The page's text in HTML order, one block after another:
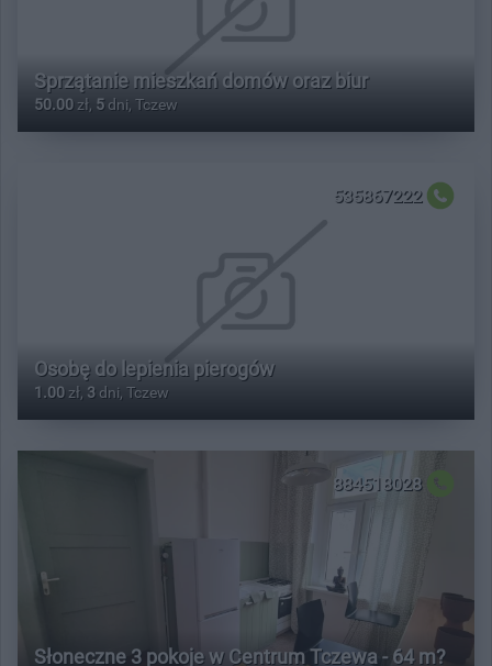
Sprzątanie mieszkań domów oraz biur
50.00 zł, 5 dni, Tczew
535867222
Osobę do lepienia pierogów
1.00 zł, 3 dni, Tczew
884518028
Słoneczne 3 pokoje w Centrum Tczewa - 64 m?